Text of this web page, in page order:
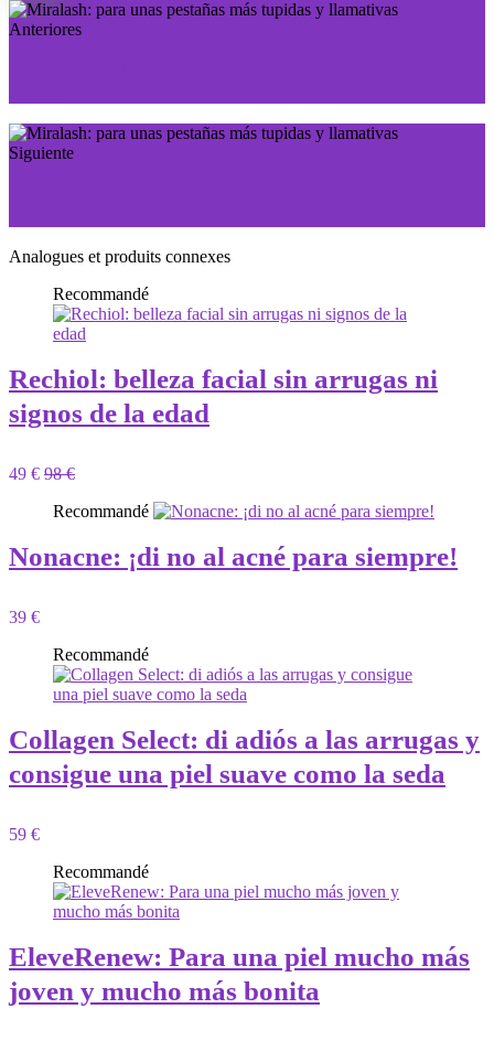
Anteriores
Siguiente
Analogues et produits connexes
Recommandé
Rechiol: belleza facial sin arrugas ni
signos de la edad
49 € 98 €
Recommandé
Nonacne: ¡di no al acné para siempre!
39 €
Recommandé
Collagen Select: di adiós a las arrugas y
consigue una piel suave como la seda
59 €
Recommandé
EleveRenew: Para una piel mucho más
joven y mucho más bonita